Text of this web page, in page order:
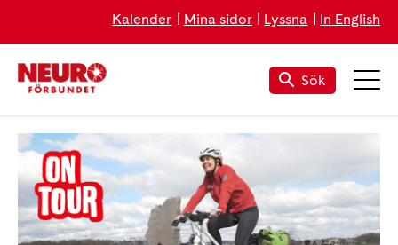
Kalender Mina sidor Lyssna In English
Sök